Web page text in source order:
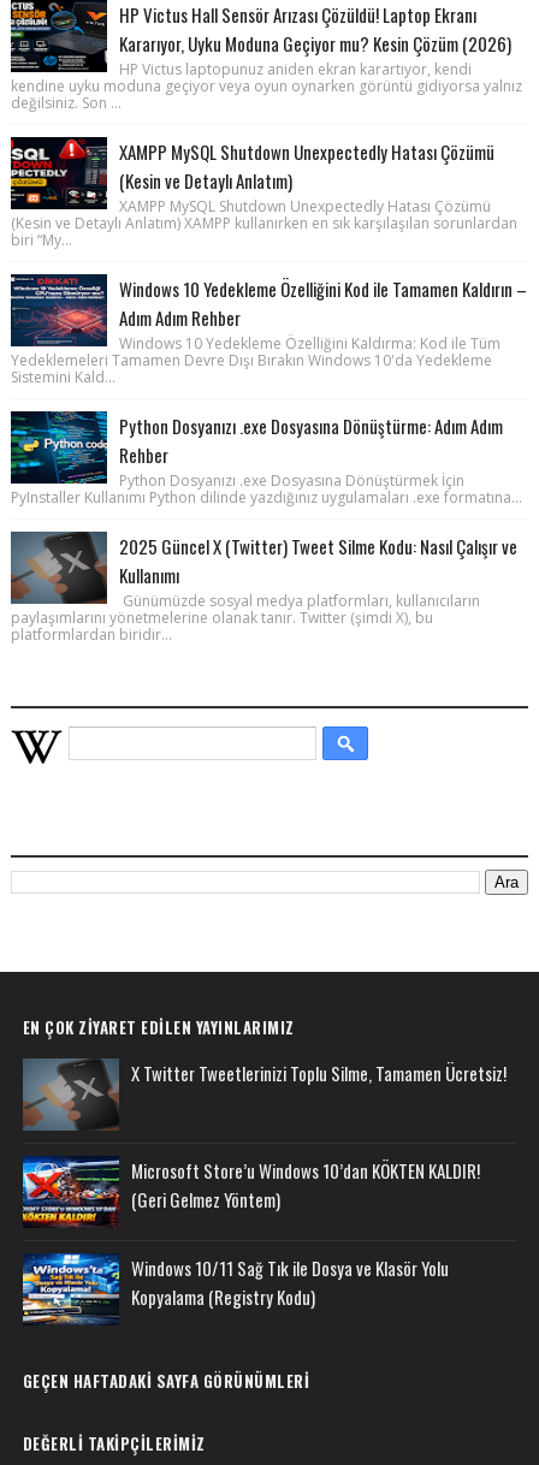
HP Victus Hall Sensör Arızası Çözüldü! Laptop Ekranı
Kararıyor, Uyku Moduna Geçiyor mu? Kesin Çözüm (2026)
HP Victus laptopunuz aniden ekran karartıyor, kendi
kendine uyku moduna geçiyor veya oyun oynarken görüntü gidiyorsa yalnız
değilsiniz. Son ...
XAMPP MySQL Shutdown Unexpectedly Hatası Çözümü
(Kesin ve Detaylı Anlatım)
XAMPP MySQL Shutdown Unexpectedly Hatası Çözümü
(Kesin ve Detaylı Anlatım) XAMPP kullanırken en sık karşılaşılan sorunlardan
biri “My...
Windows 10 Yedekleme Özelliğini Kod ile Tamamen Kaldırın –
Adım Adım Rehber
Windows 10 Yedekleme Özelliğini Kaldırma: Kod ile Tüm
Yedeklemeleri Tamamen Devre Dışı Bırakın Windows 10'da Yedekleme
Sistemini Kald...
Python Dosyanızı .exe Dosyasına Dönüştürme: Adım Adım
Rehber
Python Dosyanızı .exe Dosyasına Dönüştürmek İçin
PyInstaller Kullanımı Python dilinde yazdığınız uygulamaları .exe formatına...
2025 Güncel X (Twitter) Tweet Silme Kodu: Nasıl Çalışır ve
Kullanımı
Günümüzde sosyal medya platformları, kullanıcıların
paylaşımlarını yönetmelerine olanak tanır. Twitter (şimdi X), bu
platformlardan biridir...
EN ÇOK ZIYARET EDILEN YAYINLARIMIZ
X Twitter Tweetlerinizi Toplu Silme, Tamamen Ücretsiz!
Microsoft Store’u Windows 10’dan KÖKTEN KALDIR!
(Geri Gelmez Yöntem)
Windows 10/11 Sağ Tık ile Dosya ve Klasör Yolu
Kopyalama (Registry Kodu)
GEÇEN HAFTADAKI SAYFA GÖRÜNÜMLERI
DEĞERLI TAKIPÇILERIMIZ